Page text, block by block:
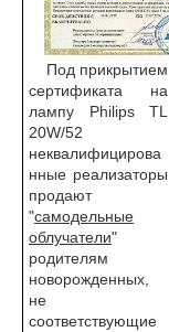
Под прикрытием
сертификата на
лампу Philips TL
20W/52
неквалифицирова
нные реализаторы
продают
"самодельные
облучатели"
родителям
новорожденных,
не
соответствующие